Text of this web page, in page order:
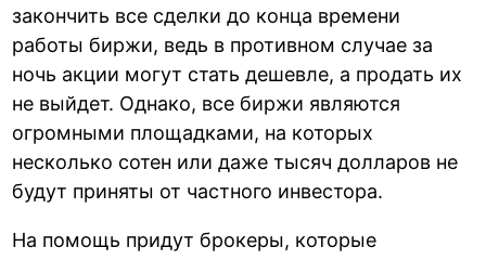
закончить все сделки до конца времени
работы биржи, ведь в противном случае за
ночь акции могут стать дешевле, а продать их
не выйдет. Однако, все биржи являются
огромными площадками, на которых
несколько сотен или даже тысяч долларов не
будут приняты от частного инвестора.
На помощь придут брокеры, которые